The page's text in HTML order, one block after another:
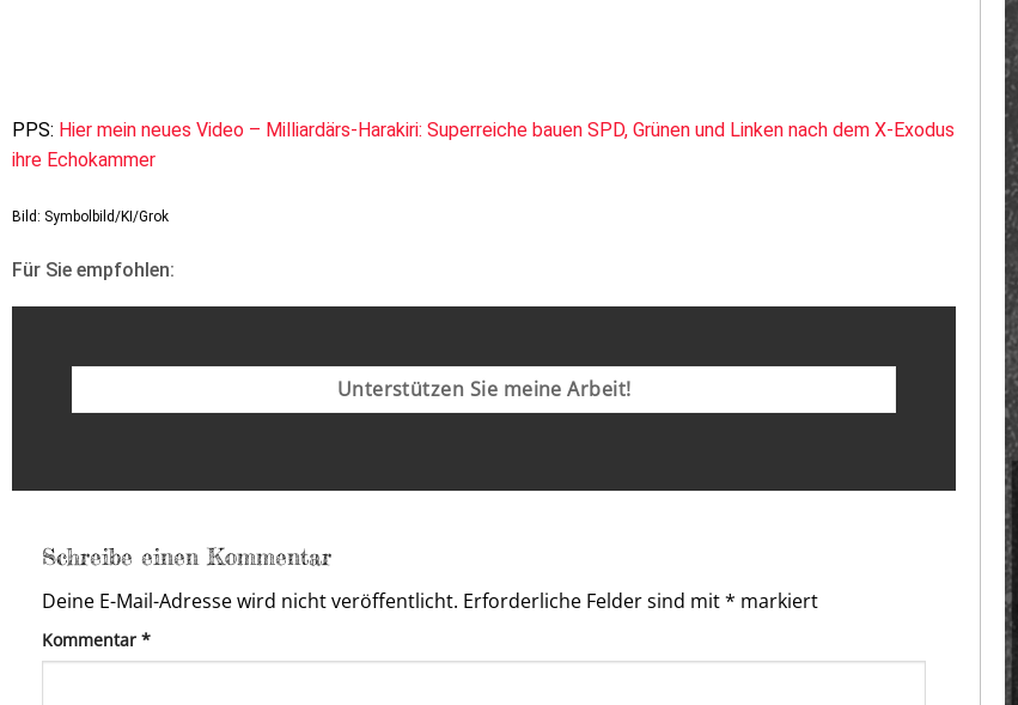
PPS: Hier mein neues Video – Milliardärs-Harakiri: Superreiche bauen SPD, Grünen und Linken nach dem X-Exodus
ihre Echokammer
Bild: Symbolbild/KI/Grok
Für Sie empfohlen:
Unterstützen Sie meine Arbeit!
Schreibe einen Kommentar
Deine E-Mail-Adresse wird nicht veröffentlicht. Erforderliche Felder sind mit* markiert
Kommentar *